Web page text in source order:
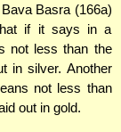
Basra (166a)
if it says in a
not less than the
in silver. Another
not less than
out in gold.